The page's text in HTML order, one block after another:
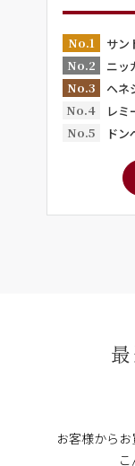
No.1
サン
No.2
ニッ
No.3
ヘネ
No.4
レミ
No.5
ドン
お客様から